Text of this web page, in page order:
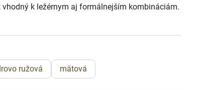
vhodný k ležérnym aj formálnejším kombináciám.
ružová mätová